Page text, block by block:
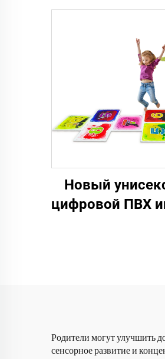
помещении
скрепить
коврики
Новый
цифровой ПВХ
Родители могут улучшить
сенсорное развитие и